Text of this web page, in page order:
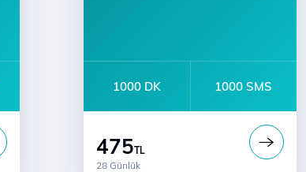
1000 DK 1000 SMS
475TL
28 Günlük